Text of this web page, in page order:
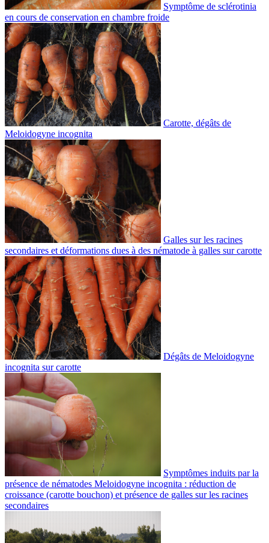
Symptôme de sclérotinia
en cours de conservation en chambre froide
Carotte, dégâts de
Meloidogyne incognita
Galles sur les racines
secondaires et déformations dues à des nématode à galles sur carotte
Dégâts de Meloidogyne
incognita sur carotte
Symptômes induits par la
présence de nématodes Meloidogyne incognita : réduction de
croissance (carotte bouchon) et présence de galles sur les racines
secondaires